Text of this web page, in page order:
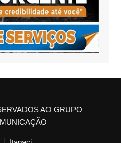
AO GRUPO